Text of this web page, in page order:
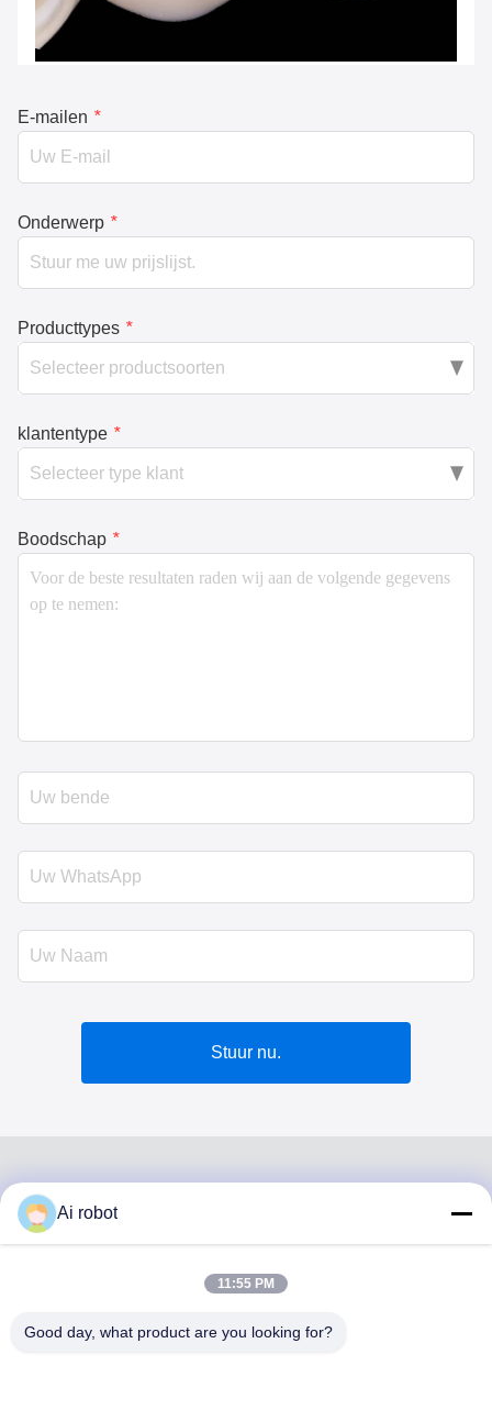
E-mailen *
Onderwerp *
Producttypes *
klantentype *
Boodschap *
Stuur nu.
LABORATORY
Ai robot
11:55 PM
Good day, what product are you looking for?